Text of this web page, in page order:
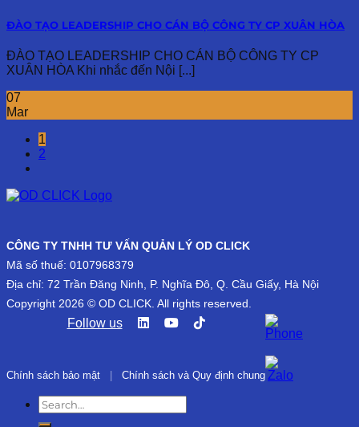
ĐÀO TẠO LEADERSHIP CHO CÁN BỘ CÔNG TY CP XUÂN HÒA
ĐÀO TẠO LEADERSHIP CHO CÁN BỘ CÔNG TY CP
XUÂN HÒA Khi nhắc đến Nội [...]
07
Mar
1
2
CÔNG TY TNHH TƯ VẤN QUẢN LÝ OD CLICK
Mã số thuế: 0107968379
Địa chỉ: 72 Trần Đăng Ninh, P. Nghĩa Đô, Q. Cầu Giấy, Hà Nội
Copyright 2026 © OD CLICK. All rights reserved.
Follow us
Chính sách bảo mật Chính sách và Quy định chung